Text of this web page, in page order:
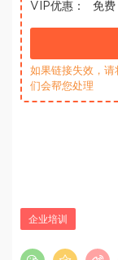
VIP优惠：
免费
如果链接失效，
们会帮您处理
企业培训